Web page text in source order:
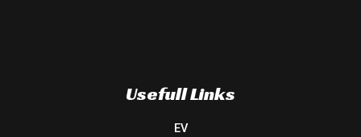
Usefull Links
EV